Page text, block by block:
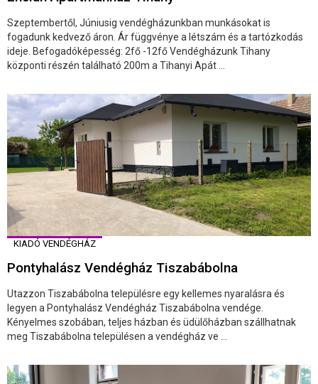
Szeptembertől, Júniusig vendégházunkban munkásokat is
fogadunk kedvező áron. Ár függvénye a létszám és a tartózkodás
ideje. Befogadóképesség: 2fő -12fő Vendégházunk Tihany
központi részén található 200m a Tihanyi Apát ...
KIADÓ VENDÉGHÁZ
Pontyhalász Vendégház Tiszabábolna
Utazzon Tiszabábolna településre egy kellemes nyaralásra és
legyen a Pontyhalász Vendégház Tiszabábolna vendége.
Kényelmes szobában, teljes házban és üdülőházban szállhatnak
meg Tiszabábolna településen a vendégház ve ...